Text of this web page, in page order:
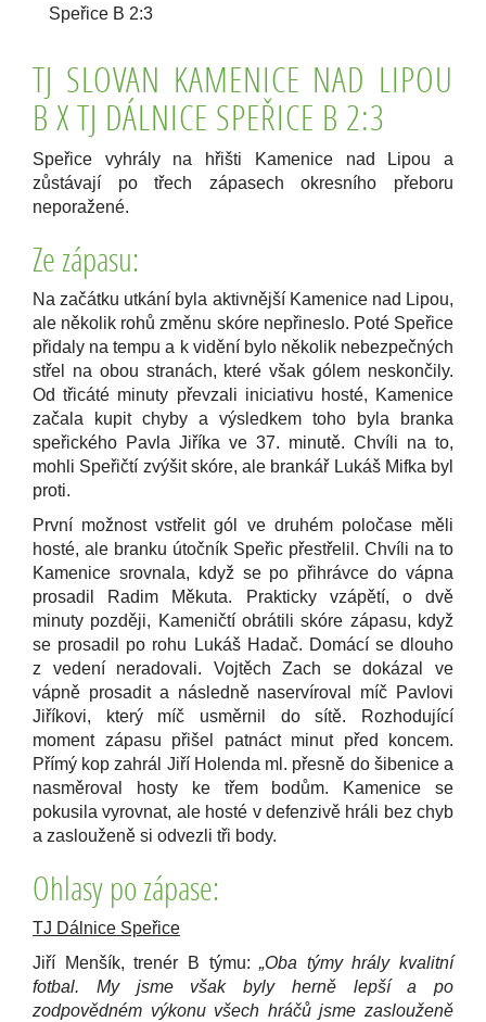
Speřice B 2:3
TJ SLOVAN KAMENICE NAD LIPOU
B XTJ DÁLNICE SPEŘICE B 2:3
Speřice vyhrály na hřišti Kamenice nad Lipou a
zůstávají po třech zápasech okresního přeboru
neporažené.
Ze zápasu:
Na začátku utkání byla aktivnější Kamenice nad Lipou,
ale několik rohů změnu skóre nepřineslo. Poté Speřice
přidaly na tempu a k vidění bylo několik nebezpečných
střel na obou stranách, které však gólem neskončily.
Od třicáté minuty převzali iniciativu hosté, Kamenice
začala kupit chyby a výsledkem toho byla branka
speřického Pavla Jiříka ve 37. minutě. Chvíli na to,
mohli Speřičtí zvýšit skóre, ale brankář Lukáš Mifka byl
proti.
První možnost vstřelit gól ve druhém poločase měli
hosté, ale branku útočník Speřic přestřelil. Chvíli na to
Kamenice srovnala, když se po přihrávce do vápna
prosadil Radim Měkuta. Prakticky vzápětí, o dvě
minuty později, Kameničtí obrátili skóre zápasu, když
se prosadil po rohu Lukáš Hadač. Domácí se dlouho
z vedení neradovali. Vojtěch Zach se dokázal ve
vápně prosadit a následně naservíroval míč Pavlovi
Jiříkovi, který míč usměrnil do sítě. Rozhodující
moment zápasu přišel patnáct minut před koncem.
Přímý kop zahrál Jiří Holenda ml. přesně do šibenice a
nasměroval hosty ke třem bodům. Kamenice se
pokusila vyrovnat, ale hosté v defenzivě hráli bez chyb
a zaslouženě si odvezli tři body.
Ohlasy po zápase:
TJ Dálnice Speřice
Jiří Menšík, trenér B týmu:„Oba týmy hrály kvalitní
fotbal. My jsme však byly herně lepší a po
zodpovědném výkonu všech hráčů jsme zaslouženě